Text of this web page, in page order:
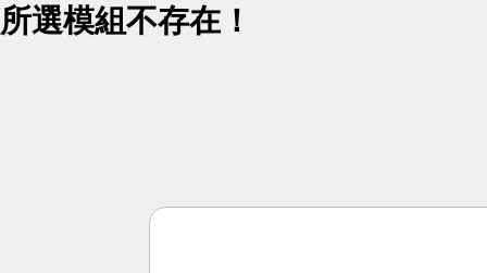
所選模組不存在！